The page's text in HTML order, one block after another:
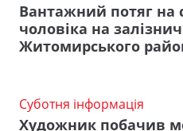
Вантажний потяг на
чоловіка на
Житомирського
Суботня інформація
Художник побачив